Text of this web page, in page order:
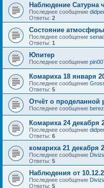
Наблюдение Сатурна
Последнее сообщение
Ответы: 2
Состояние
Последнее сообщение
Ответы: 1
Юпитер
Последнее сообщение
Комариха 18 января
Последнее сообщение
Ответы: 5
Отчёт о проделанной
Последнее сообщение
Комариха 24 декабря
Последнее сообщение
Ответы: 6
комариха 21 декабря
Последнее сообщение
Ответы: 5
Наблюдения от
Последнее сообщение
Ответы: 5